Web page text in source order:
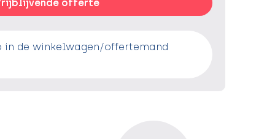
offerte
in de winkelwagen/offertemand